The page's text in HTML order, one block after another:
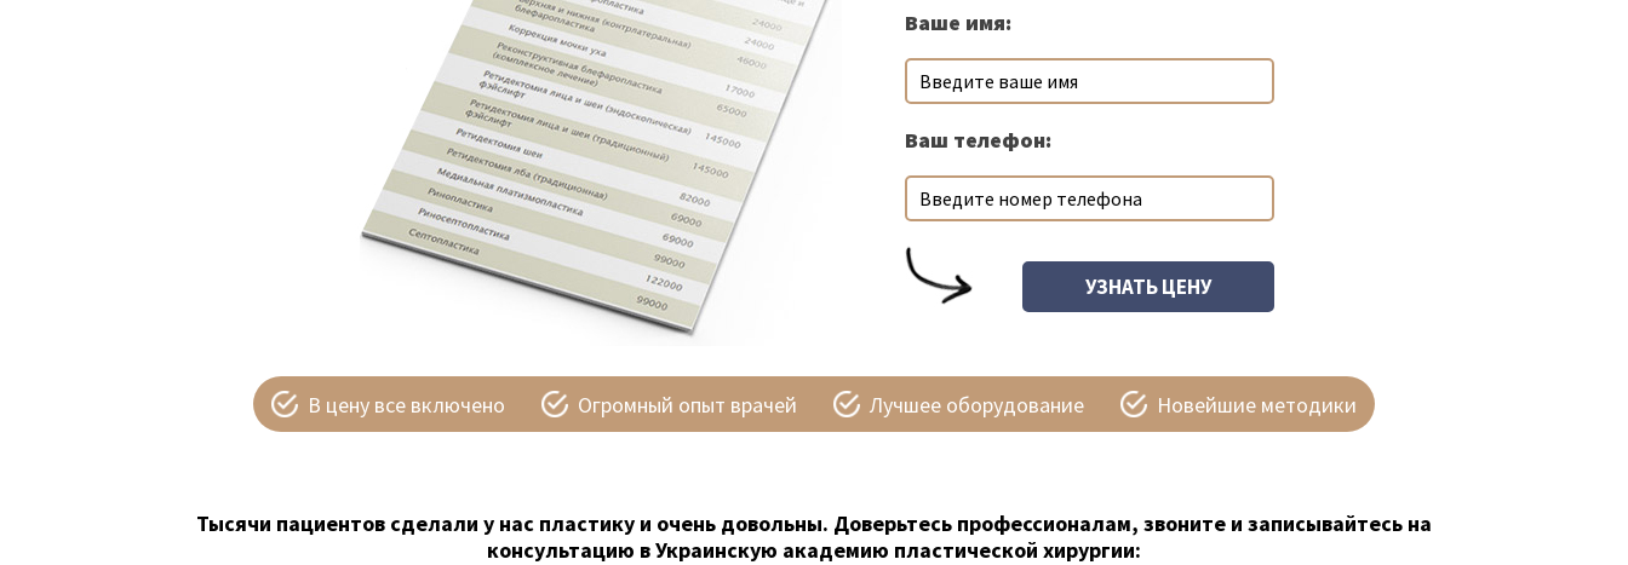
Ваше имя:
Ваш телефон:
В цену все включено Огромный опыт врачей Лучшее оборудование Новейшие методики
Тысячи пациентов сделали у нас пластику и очень довольны. Доверьтесь профессионалам, звоните и записывайтесь на
консультацию в Украинскую академию пластической хирургии: